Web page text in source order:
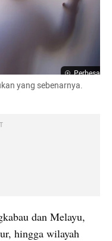
Perbesar
yang sebenarnya.
dan Melayu,
hingga wilayah